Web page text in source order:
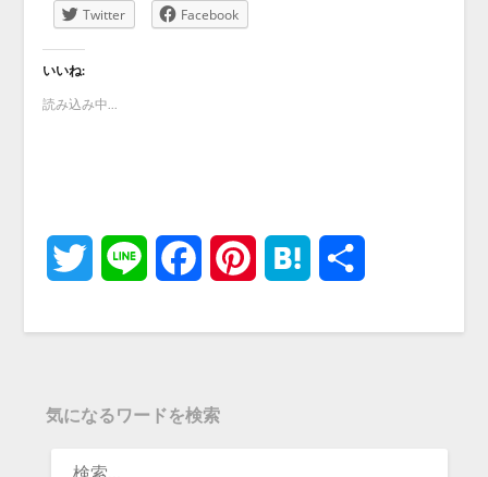
Twitter Facebook
いいね:
読み込み中...
Twitter Line FacebookPinterest Hatena
気になるワードを検索